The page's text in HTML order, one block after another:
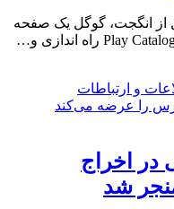
از انگجت، گوگل یک صفحه
و ارتباطات
اخراج
شد